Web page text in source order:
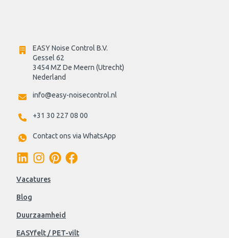
EASY Noise Control B.V.
Gessel 62
3454 MZ De Meern (Utrecht)
Nederland
info@easy-noisecontrol.nl
+31 30 227 08 00
Contact ons via WhatsApp
Vacatures
Blog
Duurzaamheid
EASYfelt / PET-vilt